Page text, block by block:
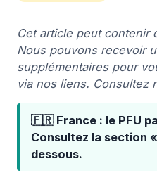
Cet article peut contenir
Nous pouvons recevoir
supplémentaires pour
via nos liens. Consultez
🇫🇷 France : le PFU
Consultez la section
dessous.